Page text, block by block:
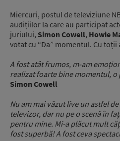
Miercuri, postul de televiziune
audițiilor la care au participat
juriului, Simon Cowell, Howie
votat cu “Da” momentul. Cu
A fost atât frumos, m-am
realizat foarte bine momentul,
Simon Cowell
Nu am mai văzut live un astfel
televizor, dar nu pe o scenă în
pentru mine. Mi-a plăcut mult
fost superbă! A fost ceva